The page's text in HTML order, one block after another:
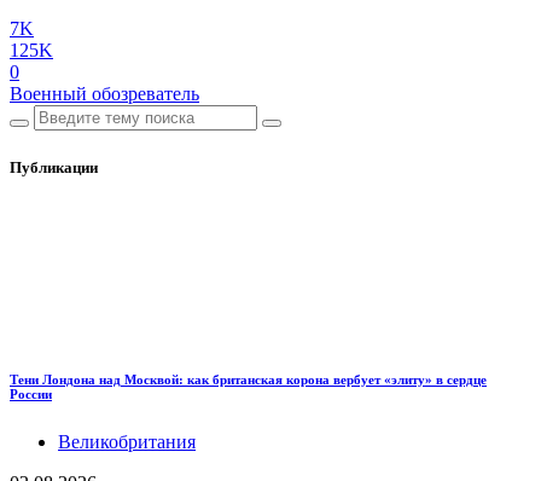
7K
125K
0
Военный обозреватель
Публикации
Тени Лондона над Москвой: как британская корона вербует «элиту» в сердце
России
Великобритания